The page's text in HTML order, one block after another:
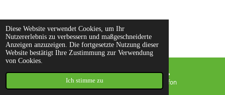
Diese Website verwendet Cookies, um Ihr
Nutzererlebnis zu verbessern und maßgeschneiderte
Anzeigen anzuzeigen. Die fortgesetzte Nutzung dieser
Website bestätigt Ihre Zustimmung zur Verwendung
von Cookies.
Ich stimme zu
E-Mail Telefon